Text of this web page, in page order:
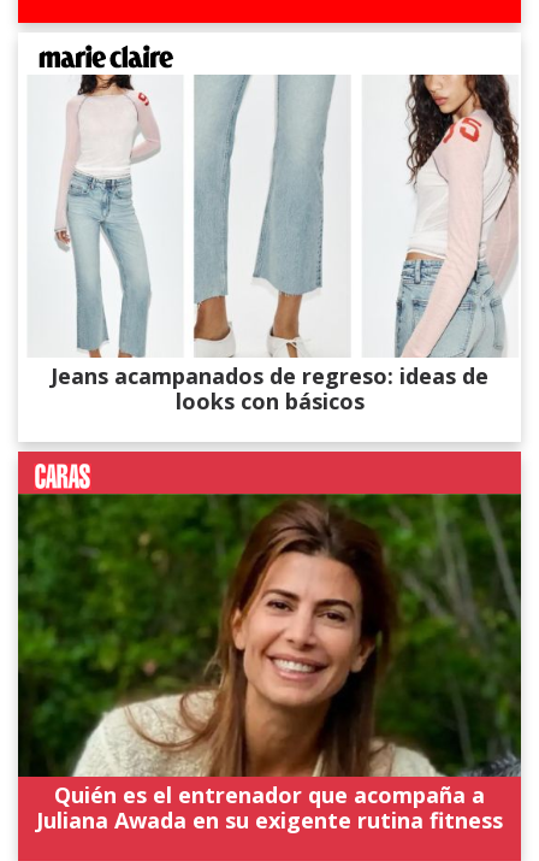
Jeans acampanados de regreso: ideas de
looks con básicos
Quién es el entrenador que acompaña a
Juliana Awada en su exigente rutina fitness